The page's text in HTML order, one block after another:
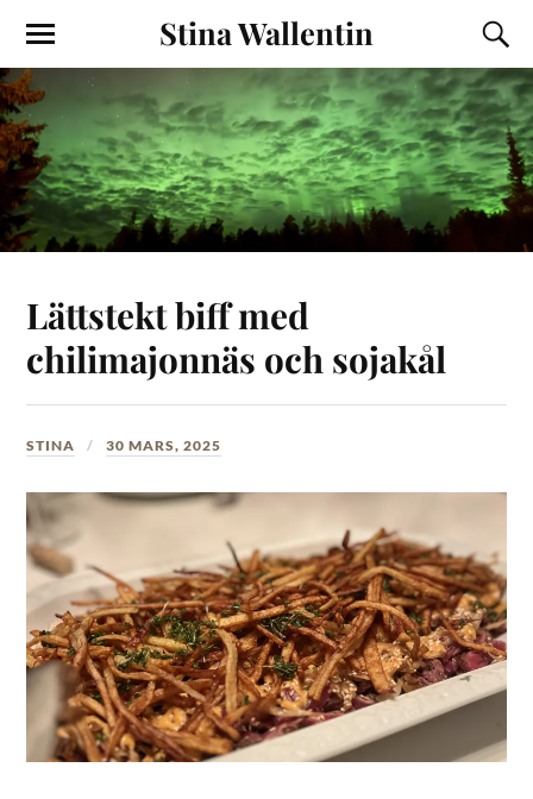
Stina Wallentin
Lättstekt biff med
chilimajonnäs och sojakål
STINA 30 MARS, 2025